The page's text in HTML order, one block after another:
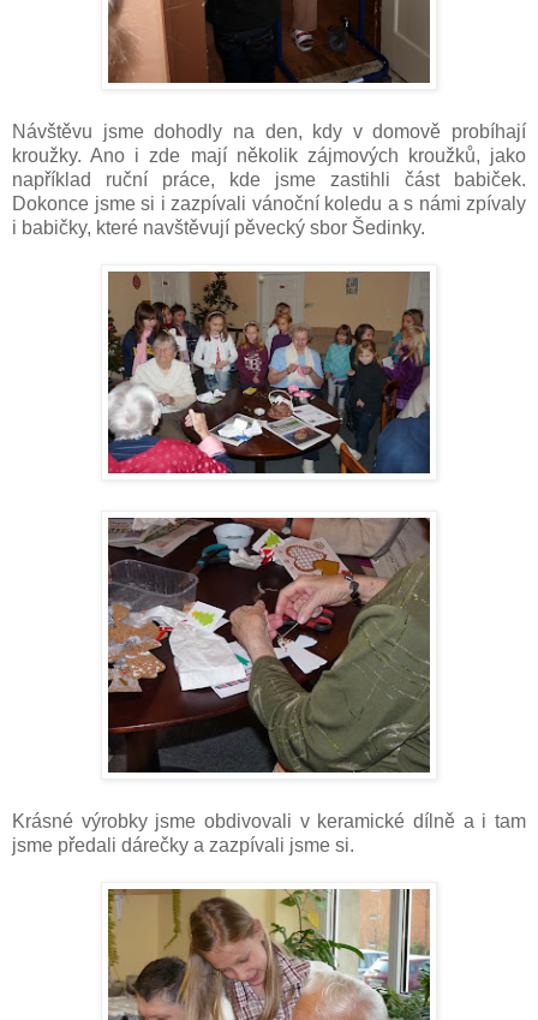
Návštěvu jsme dohodly na den, kdy v domově probíhají
kroužky. Ano i zde mají několik zájmových kroužků, jako
například ruční práce, kde jsme zastihli část babiček.
Dokonce jsme si i zazpívali vánoční koledu a s námi zpívaly
i babičky, které navštěvují pěvecký sbor Šedinky.
Krásné výrobky jsme obdivovali v keramické dílně a i tam
jsme předali dárečky a zazpívali jsme si.